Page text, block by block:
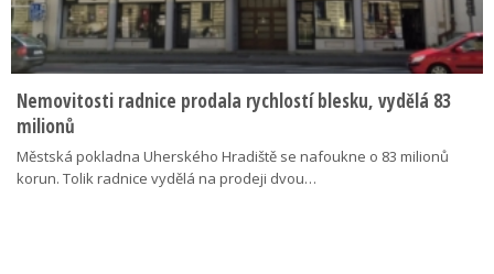
Nemovitosti radnice prodala rychlostí blesku, vydělá 83
milionů
Městská pokladna Uherského Hradiště se nafoukne o 83 milionů
korun. Tolik radnice vydělá na prodeji dvou…